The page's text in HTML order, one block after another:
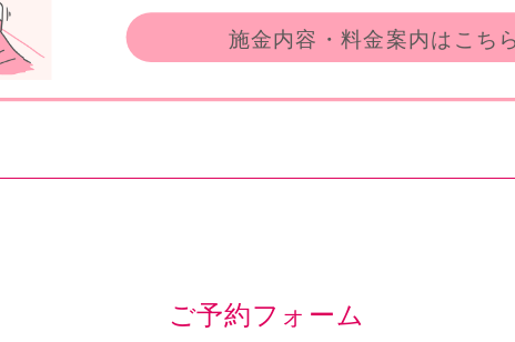
施金内容・料金案内はこち
ご予約フォーム